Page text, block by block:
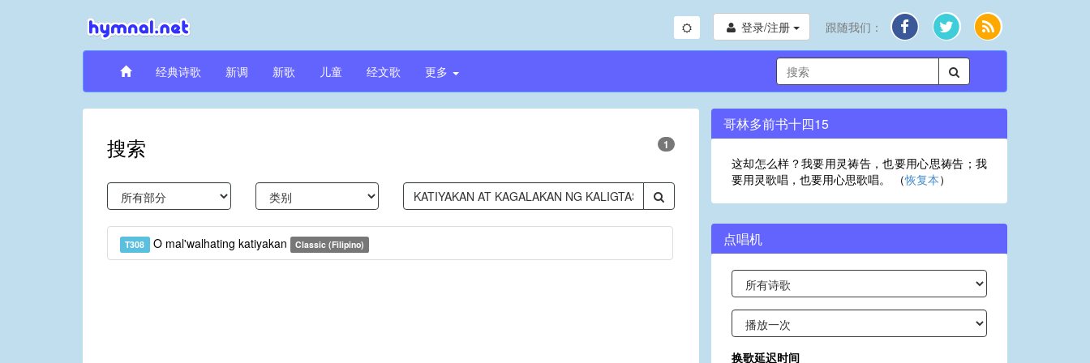
登录/注册 跟随我们：
经典诗歌 新调 新歌 儿童 经文歌 更多
搜索 1
T308 O mal'walhating katiyakan Classic (Filipino)
哥林多前书十四15
这却怎么样？我要用灵祷告，也要用心思祷告；我
要用灵歌唱，也要用心思歌唱。 （恢复本）
点唱机
换歌延迟时间